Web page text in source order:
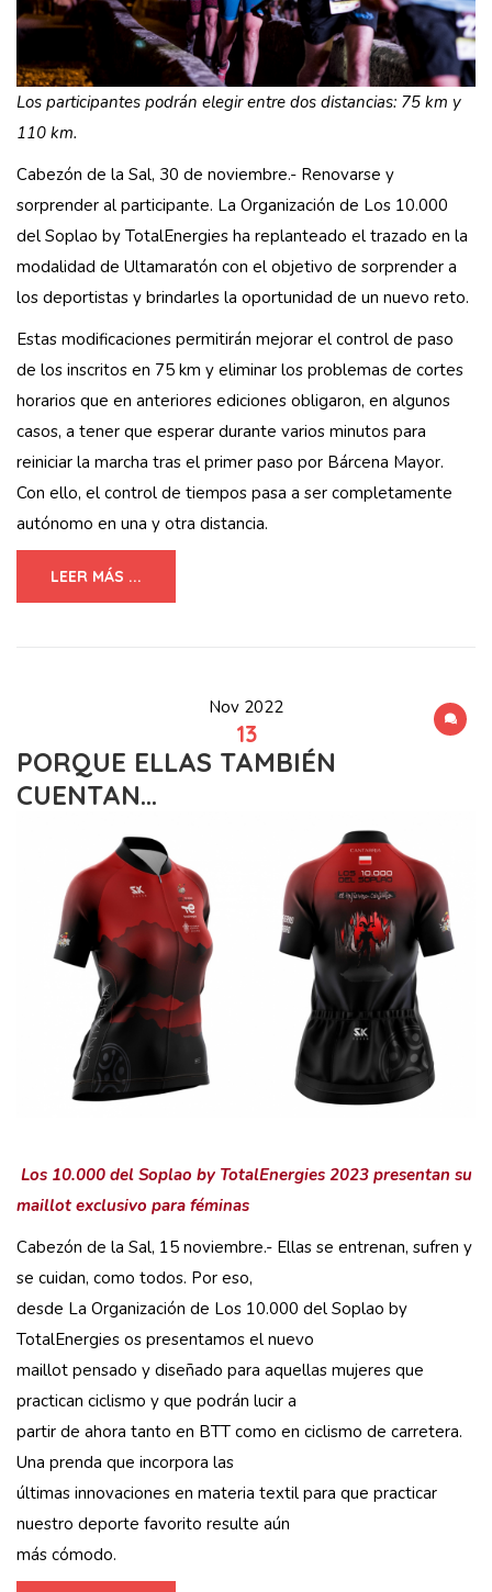
Los participantes podrán elegir entre dos distancias: 75 km y
110 km.
Cabezón de la Sal, 30 de noviembre.- Renovarse y
sorprender al participante. La Organización de Los 10.000
del Soplao by TotalEnergies ha replanteado el trazado en la
modalidad de Ultamaratón con el objetivo de sorprender a
los deportistas y brindarles la oportunidad de un nuevo reto.
Estas modificaciones permitirán mejorar el control de paso
de los inscritos en 75 km y eliminar los problemas de cortes
horarios que en anteriores ediciones obligaron, en algunos
casos, a tener que esperar durante varios minutos para
reiniciar la marcha tras el primer paso por Bárcena Mayor.
Con ello, el control de tiempos pasa a ser completamente
autónomo en una y otra distancia.
LEER MÁS ...
Nov 2022
13
PORQUE ELLAS TAMBIÉN
CUENTAN…
Los 10.000 del Soplao by TotalEnergies 2023 presentan su
maillot exclusivo para féminas
Cabezón de la Sal, 15 noviembre.- Ellas se entrenan, sufren y
se cuidan, como todos. Por eso,
desde La Organización de Los 10.000 del Soplao by
TotalEnergies os presentamos el nuevo
maillot pensado y diseñado para aquellas mujeres que
practican ciclismo y que podrán lucir a
partir de ahora tanto en BTT como en ciclismo de carretera.
Una prenda que incorpora las
últimas innovaciones en materia textil para que practicar
nuestro deporte favorito resulte aún
más cómodo.